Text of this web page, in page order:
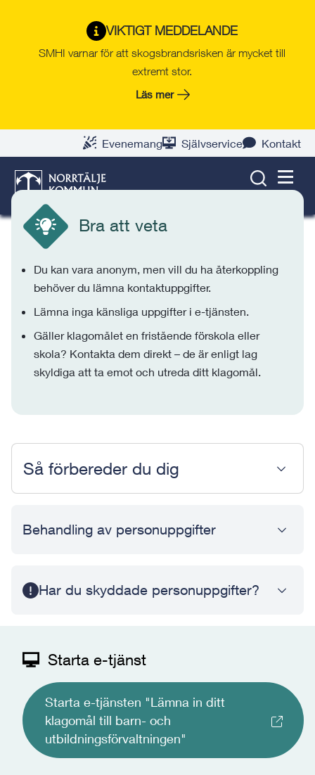
VIKTIGT MEDDELANDE
SMHI varnar för att skogsbrandsrisken är mycket till
extremt stor.
Läs mer
Evenemang Självservice Kontakt
Klagomål till barn- och
utbildningsförvaltningen
Har du redan pratat med personal och rektor,
lämna ditt klagomål till barn- och
utbildningsförvaltningen här.
Bra att veta
Du kan vara anonym, men vill du ha återkoppling
behöver du lämna kontaktuppgifter.
Lämna inga känsliga uppgifter i e-tjänsten.
Gäller klagomålet en fristående förskola eller
skola? Kontakta dem direkt – de är enligt lag
skyldiga att ta emot och utreda ditt klagomål.
Så förbereder du dig
Behandling av personuppgifter
Har du skyddade personuppgifter?
Starta e-tjänst
Starta e-tjänsten "Lämna in ditt
klagomål till barn- och
utbildningsförvaltningen"